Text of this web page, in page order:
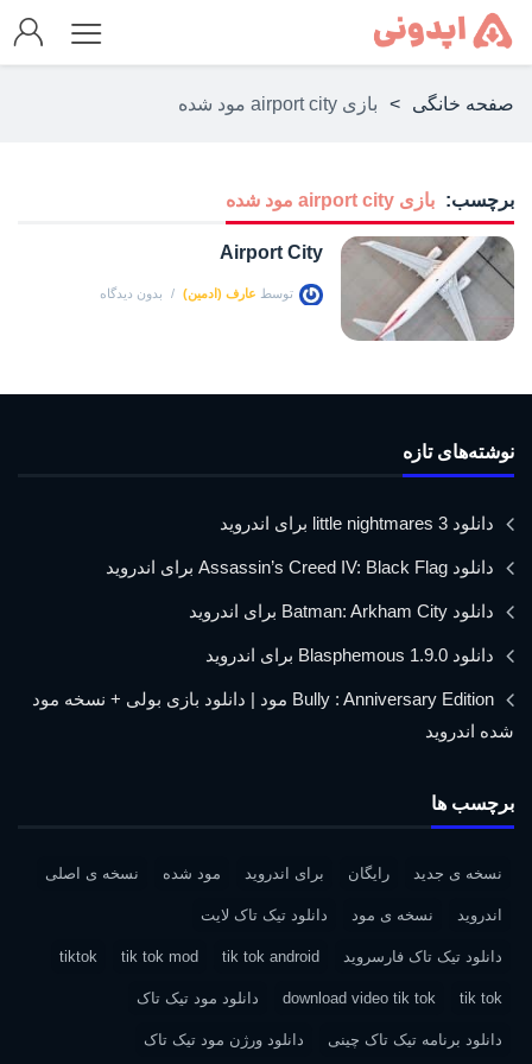
صفحه خانگی > بازی airport city مود شده
برچسب: بازی airport city مود شده
Airport City
توسط عارف (ادمین) بدون دیدگاه
نوشته‌های تازه
دانلود little nightmares 3 برای اندروید
دانلود Assassin’s Creed IV: Black Flag برای اندروید
دانلود Batman: Arkham City برای اندروید
دانلود Blasphemous 1.9.0 برای اندروید
Bully : Anniversary Edition مود | دانلود بازی بولی + نسخه مود
شده اندروید
برچسب ها
نسخه ی جدید رایگان برای اندروید مود شده نسخه ی اصلی
اندروید نسخه ی مود دانلود تیک تاک لایت
دانلود تیک تاک فارسروید tik tok android
tik tok mod
tiktok
tik tok
download video tik tok دانلود مود تیک تاک
دانلود برنامه تیک تاک چینی دانلود ورژن مود تیک تاک